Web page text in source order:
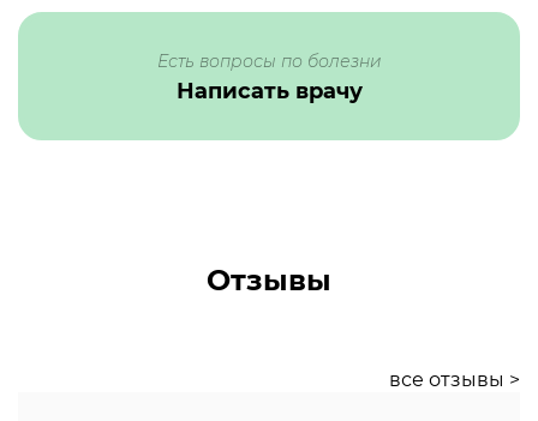
Есть вопросы по болезни
Написать врачу
Отзывы
все отзывы >